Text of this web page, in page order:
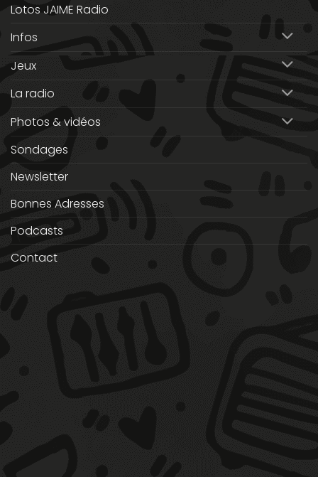
Lotos JAIME Radio
Infos
Jeux
La radio
Photos & vidéos
Sondages
Newsletter
Bonnes Adresses
Podcasts
Contact